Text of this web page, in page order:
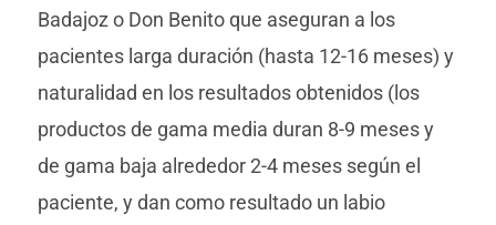
Badajoz o Don Benito que aseguran a los
pacientes larga duración (hasta 12-16 meses) y
naturalidad en los resultados obtenidos (los
productos de gama media duran 8-9 meses y
de gama baja alrededor 2-4 meses según el
paciente, y dan como resultado un labio